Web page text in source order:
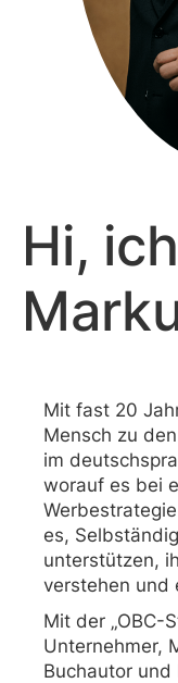
Hi,
Mit fast 20
Mensch zu
im
worauf es bei
es,
unterstützen,
verstehen und
Mit der „OBC-
Unternehmer,
Buchautor und